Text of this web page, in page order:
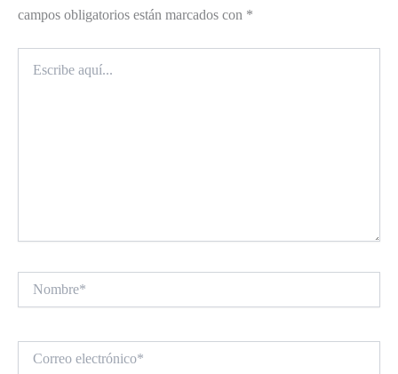
campos obligatorios están marcados con *
aquí...
electrónico*